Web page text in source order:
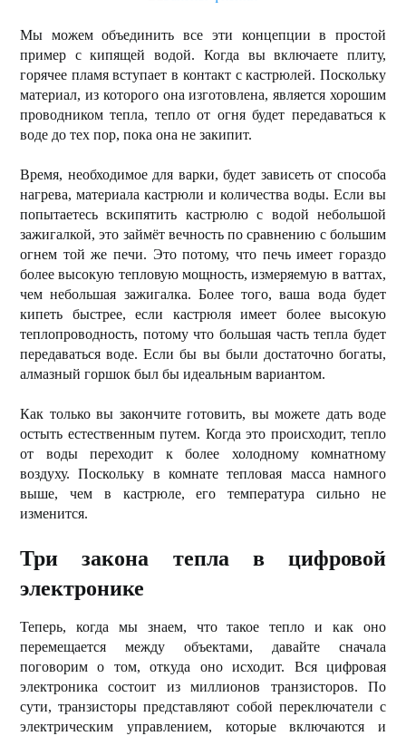
Мы можем объединить все эти концепции в простой
пример с кипящей водой. Когда вы включаете плиту,
горячее пламя вступает в контакт с кастрюлей. Поскольку
материал, из которого она изготовлена, является хорошим
проводником тепла, тепло от огня будет передаваться к
воде до тех пор, пока она не закипит.
Время, необходимое для варки, будет зависеть от способа
нагрева, материала кастрюли и количества воды. Если вы
попытаетесь вскипятить кастрюлю с водой небольшой
зажигалкой, это займёт вечность по сравнению с большим
огнем той же печи. Это потому, что печь имеет гораздо
более высокую тепловую мощность, измеряемую в ваттах,
чем небольшая зажигалка. Более того, ваша вода будет
кипеть быстрее, если кастрюля имеет более высокую
теплопроводность, потому что большая часть тепла будет
передаваться воде. Если бы вы были достаточно богаты,
алмазный горшок был бы идеальным вариантом.
Как только вы закончите готовить, вы можете дать воде
остыть естественным путем. Когда это происходит, тепло
от воды переходит к более холодному комнатному
воздуху. Поскольку в комнате тепловая масса намного
выше, чем в кастрюле, его температура сильно не
изменится.
Три закона тепла в цифровой
электронике
Теперь, когда мы знаем, что такое тепло и как оно
перемещается между объектами, давайте сначала
поговорим о том, откуда оно исходит. Вся цифровая
электроника состоит из миллионов транзисторов. По
сути, транзисторы представляют собой переключатели с
электрическим управлением, которые включаются и